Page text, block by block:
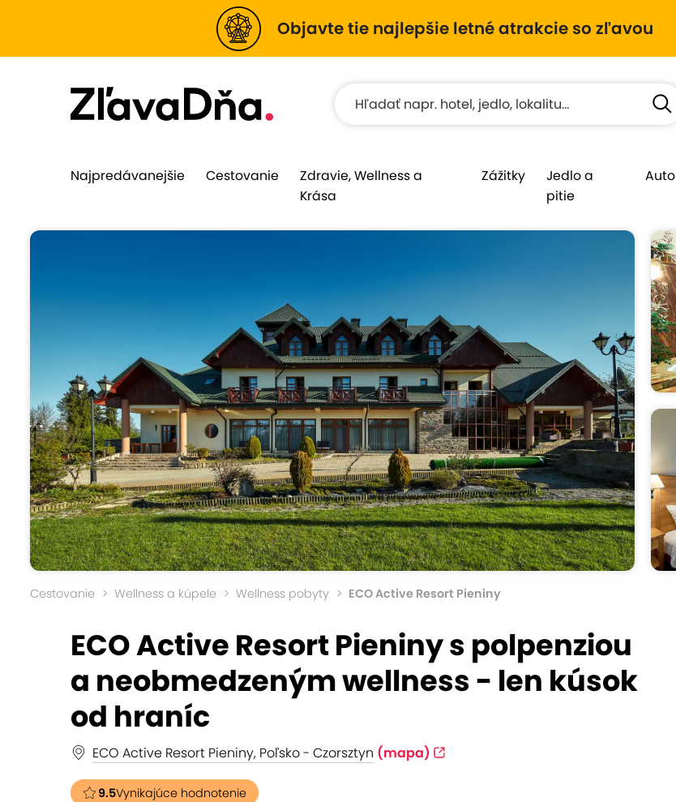
Objavte tie najlepšie letné atrakcie so zľavou
Najpredávanejšie Cestovanie
Zdravie, Wellness a
Krása
Zážitky
Jedlo a
pitie
Auto
Cestovanie Wellness a kúpele Wellness pobyty ECO Active Resort Pieniny
ECO Active Resort Pieniny s polpenziou
a neobmedzeným wellness - len kúsok
od hraníc
ECO Active Resort Pieniny, Poľsko - Czorsztyn (mapa)
9.5Vynikajúce hodnotenie